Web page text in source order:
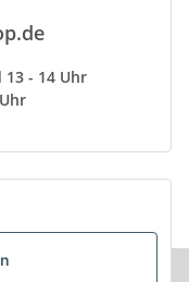
13 - 14 Uhr